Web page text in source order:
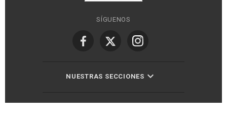
SÍGUENOS
NUESTRAS SECCIONES